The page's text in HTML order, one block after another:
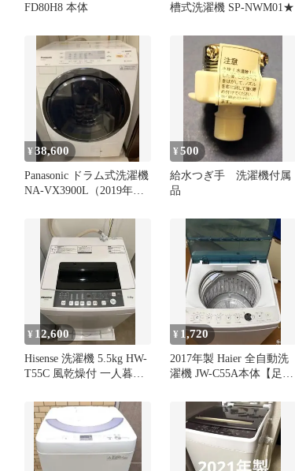
FD80H8 本体
槽式洗濯機 SP-NWM01★
¥38,600
Panasonic ドラム式洗濯機
NA-VX3900L（2019年
¥500
給水つぎ手 洗濯機付属
品
¥ 12,600
Hisense 洗濯機 5.5kg HW-
T55C 風乾燥付 一人暮ら
¥ 1,720
2017年製 Haier 全自動洗
濯機 JW-C55A本体【足立